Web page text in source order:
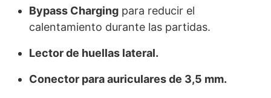
Bypass Charging para reducir el
calentamiento durante las partidas.
Lector de huellas lateral.
Conector para auriculares de 3,5 mm.